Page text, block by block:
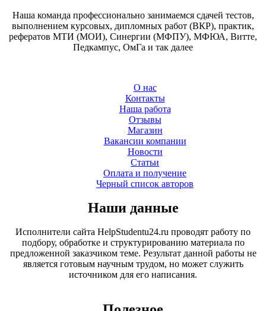
Наша команда профессионально занимаемся сдачей тестов,
выполнением курсовых, дипломных работ (ВКР), практик,
рефератов МТИ (МОИ), Синергии (МФПУ), МФЮА, Витте,
Педкампус, ОмГа и так далее
О нас
Контакты
Наша работа
Отзывы
Магазин
Вакансии компании
Новости
Статьи
Оплата и получение
Черный список авторов
Наши данные
Исполнители сайта HelpStudentu24.ru проводят работу по
подбору, обработке и структурированию материала по
предложенной заказчиком теме. Результат данной работы не
является готовым научным трудом, но может служить
источником для его написания.